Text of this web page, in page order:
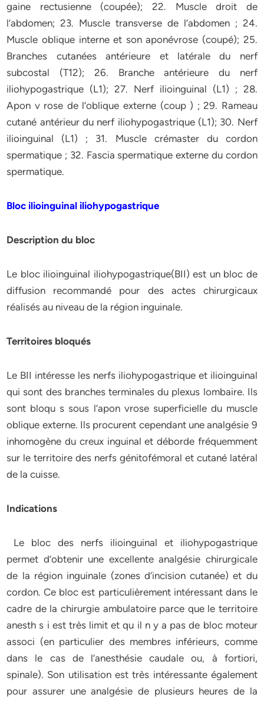
gaine rectusienne (coupée); 22. Muscle droit de
l’abdomen; 23. Muscle transverse de l’abdomen ; 24.
Muscle oblique interne et son aponévrose (coupé); 25.
Branches cutanées antérieure et latérale du nerf
subcostal (T12); 26. Branche antérieure du nerf
iliohypogastrique (L1); 27. Nerf ilioinguinal (L1) ; 28.
Apon v rose de l’oblique externe (coup ) ; 29. Rameau
cutané antérieur du nerf iliohypogastrique (L1); 30. Nerf
ilioinguinal (L1) ; 31. Muscle crémaster du cordon
spermatique ; 32. Fascia spermatique externe du cordon
spermatique.
Bloc ilioinguinal iliohypogastrique
Description du bloc
Le bloc ilioinguinal iliohypogastrique(BII) est un bloc de
diffusion recommandé pour des actes chirurgicaux
réalisés au niveau de la région inguinale.
Territoires bloqués
Le BII intéresse les nerfs iliohypogastrique et ilioinguinal
qui sont des branches terminales du plexus lombaire. Ils
sont bloqu s sous l’apon vrose superficielle du muscle
oblique externe. Ils procurent cependant une analgésie 9
inhomogène du creux inguinal et déborde fréquemment
sur le territoire des nerfs génitofémoral et cutané latéral
de la cuisse.
Indications
Le bloc des nerfs ilioinguinal et iliohypogastrique
permet d’obtenir une excellente analgésie chirurgicale
de la région inguinale (zones d’incision cutanée) et du
cordon. Ce bloc est particulièrement intéressant dans le
cadre de la chirurgie ambulatoire parce que le territoire
anesth s i est très limit et qu il n y a pas de bloc moteur
associ (en particulier des membres inférieurs, comme
dans le cas de l’anesthésie caudale ou, à fortiori,
spinale). Son utilisation est très intéressante également
pour assurer une analgésie de plusieurs heures de la